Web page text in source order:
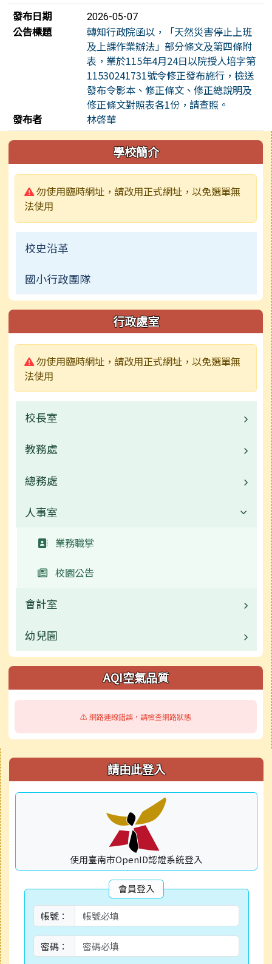
發布日期
2026-05-07
公告標題
轉知行政院函以，「天然災害停止上班
及上課作業辦法」部分條文及第四條附
表，業於115年4月24日以院授人培字第
11530241731號令修正發布施行，檢送
發布令影本、修正條文、修正總說明及
修正條文對照表各1份，請查照。
發布者
林啓華
左邊區域內容 學校簡介
警告:
勿使用臨時網址，請改用正式網址，以免選單無
法使用
校史沿革
國小行政團隊
行政處室
警告:
勿使用臨時網址，請改用正式網址，以免選單無
法使用
校長室
業務職掌
教務處
業務職掌
校園公告
活動相簿
榮譽榜
公開資訊
檔案下載
總務處
業務職掌
校園公告
公開資訊
檔案下載
人事室
業務職掌
校園公告
會計室
業務職掌
校園公告
幼兒園
業務職掌
校園公告
AQI空氣品質
⚠️ 網路連線錯誤，請檢查網路狀態
右邊區域內容 請由此登入
使用臺南市OpenID認證系統登入
會員登入
帳號：
密碼：